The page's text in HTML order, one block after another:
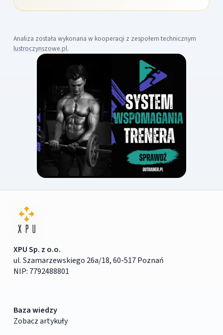
Analiza została wykonana w kooperacji z zespołem technicznym
lustroczynszowe.pl.
XPU Sp. z o.o.
ul. Szamarzewskiego 26a/18, 60-517 Poznań
NIP: 7792488801
Baza wiedzy
Zobacz artykuły